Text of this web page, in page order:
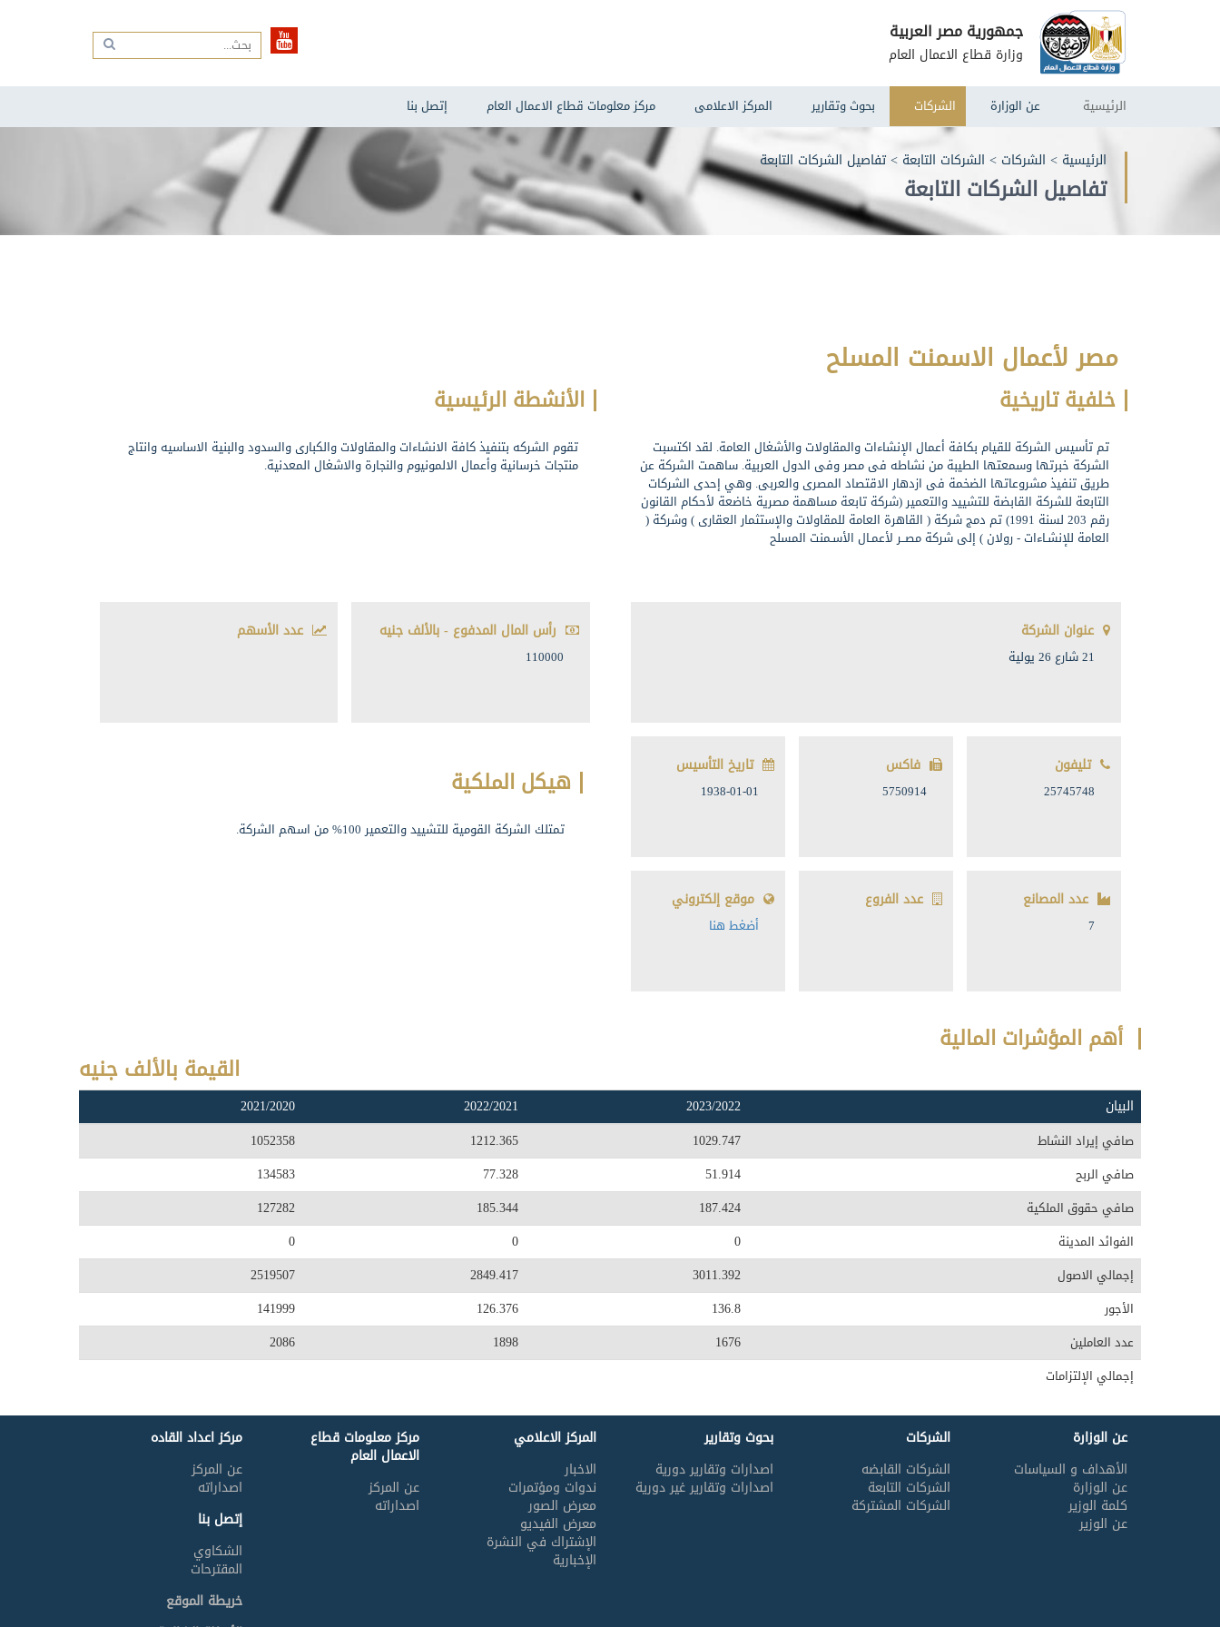
جمهورية مصر العربية
وزارة قطاع الاعمال العام
الرئيسية عن الوزارة الشركات بحوث وتقارير المركز الاعلامى مركز معلومات قطاع الاعمال العام إتصل بنا
الرئيسية > الشركات > الشركات التابعة >تفاصيل الشركات التابعة
تفاصيل الشركات التابعة
مصر لأعمال الاسمنت المسلح
خلفية تاريخية
تم تأسيس الشركة للقيام بكافة أعمال الإنشاءات والمقاولات والأشغال العامة. لقد اكتسبت
الشركة خبرتها وسمعتها الطيبة من نشاطه فى مصر وفى الدول العربية. ساهمت الشركة عن
طريق تنفيذ مشروعاتها الضخمة فى ازدهار الاقتصاد المصرى والعربى. وهي إحدى الشركات
التابعة للشركة القابضة للتشييد والتعمير (شركة تابعة مساهمة مصرية خاضعة لأحكام القانون
رقم 203 لسنة 1991) تم دمج شركة ( القاهرة العامة للمقاولات والإستثمار العقارى ) وشركة (
العامة للإنشـاءات - رولان ) إلى شركة مصــر لأعمـال الأسـمنت المسلح
الأنشطة الرئيسية
تقوم الشركه بتنفيذ كافة الانشاءات والمقاولات والكبارى والسدود والبنية الاساسيه وانتاج
منتجات خرسانية وأعمال الالمونيوم والنجارة والاشغال المعدنية.
عنوان الشركة
21 شارع 26 يولية
تليفون
25745748
فاكس
5750914
تاريخ التأسيس
1938-01-01
عدد المصانع
7
عدد الفروع موقع إلكتروني
أضغط هنا
رأس المال المدفوع - بالألف جنيه
110000
عدد الأسهم
هيكل الملكية
تمتلك الشركة القومية للتشييد والتعمير 100% من اسهم الشركة.
أهم المؤشرات المالية
القيمة بالألف جنيه
البيان
صافي إيراد النشاط
صافي الربح
صافي حقوق الملكية
الفوائد المدينة
إجمالي الاصول
الأجور
عدد العاملين
إجمالي الإلتزامات
2023/2022
1029.747
51.914
187.424
0
3011.392
136.8
1676
2022/2021
1212.365
77.328
185.344
0
2849.417
126.376
1898
2021/2020
1052358
134583
127282
0
2519507
141999
2086
عن الوزارة
الأهداف و السياسات
عن الوزارة
كلمة الوزير
عن الوزير
الشركات
الشركات القابضه
الشركات التابعة
الشركات المشتركة
بحوث وتقارير
اصدارات وتقارير دورية
اصدارات وتقارير غير دورية
المركز الاعلامي
الاخبار
ندوات ومؤتمرات
معرض الصور
معرض الفيديو
الإشتراك في النشرة
الإخبارية
مركز معلومات قطاع
الاعمال العام
عن المركز
اصداراته
مركز اعداد القاده
عن المركز
اصداراته
إتصل بنا
الشكاوي
المقترحات
خريطة الموقع